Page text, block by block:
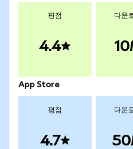
평점
4.4
다운
App Store
평점
4.7
다운